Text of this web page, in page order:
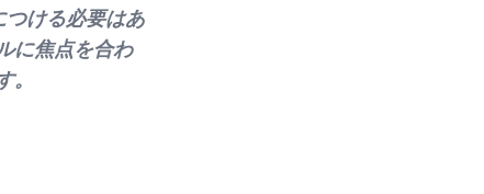
ける必要はあ
に焦点を合わ